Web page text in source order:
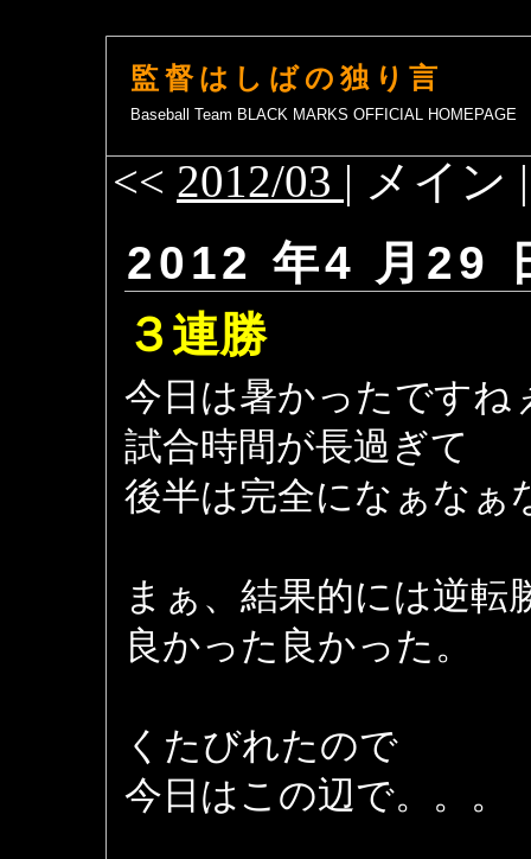
監督はしばの独り言
Baseball Team BLACK MARKS OFFICIAL HOMEPAGE
<< 2012/03 | メイン
2012 年4 月29
３連勝
今日は暑かったですね
試合時間が長過ぎて
後半は完全になぁなぁ
まぁ、結果的には逆転
良かった良かった。
くたびれたので
今日はこの辺で。。。